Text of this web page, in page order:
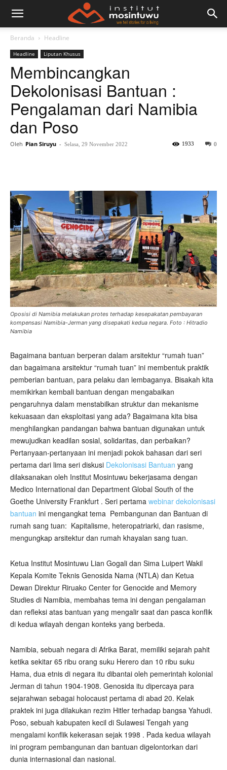
Beranda Headline
Headline Liputan Khusus
Membincangkan
Dekolonisasi Bantuan :
Pengalaman dari Namibia
dan Poso
Oleh Pian Siruyu - Selasa, 29 November 2022 0
1933
Oposisi di Namibia melakukan protes terhadap kesepakatan pembayaran
kompensasi Namibia-Jerman yang disepakati kedua negara. Foto : Hitradio
Namibia
Bagaimana bantuan berperan dalam arsitektur “rumah tuan”
dan bagaimana arsitektur “rumah tuan” ini membentuk praktik
pemberian bantuan, para pelaku dan lembaganya. Bisakah kita
memikirkan kembali bantuan dengan mengabaikan
pengaruhnya dalam menstabilkan struktur dan mekanisme
kekuasaan dan eksploitasi yang ada? Bagaimana kita bisa
menghilangkan pandangan bahwa bantuan digunakan untuk
mewujudkan keadilan sosial, solidaritas, dan perbaikan?
Pertanyaan-pertanyaan ini menjadi pokok bahasan dari seri
pertama dari lima seri diskusi Dekolonisasi Bantuan yang
dilaksanakan oleh Institut Mosintuwu bekerjasama dengan
Medico International dan Department Global South of the
Goethe University Frankfurt . Seri pertama webinar dekolonisasi
bantuan ini mengangkat tema Pembangunan dan Bantuan di
rumah sang tuan: Kapitalisme, heteropatriarki, dan rasisme,
mengungkap arsitektur dan rumah khayalan sang tuan.
Ketua Institut Mosintuwu Lian Gogali dan Sima Luipert Wakil
Kepala Komite Teknis Genosida Nama (NTLA) dan Ketua
Dewan Direktur Riruako Center for Genocide and Memory
Studies di Namibia, membahas tema ini dengan pengalaman
dan refleksi atas bantuan yang mengalir saat dan pasca konflik
di kedua wilayah dengan konteks yang berbeda.
Namibia, sebuah negara di Afrika Barat, memiliki sejarah pahit
ketika sekitar 65 ribu orang suku Herero dan 10 ribu suku
Hama, dua etnis di negara itu dibantai oleh pemerintah kolonial
Jerman di tahun 1904-1908. Genosida itu dipercaya para
sejarahwan sebagai holocaust pertama di abad 20. Kelak
praktek ini juga dilakukan rezim Hitler terhadap bangsa Yahudi.
Poso, sebuah kabupaten kecil di Sulawesi Tengah yang
mengalami konflik kekerasan sejak 1998 . Pada kedua wilayah
ini program pembangunan dan bantuan digelontorkan dari
dunia internasional dan nasional.